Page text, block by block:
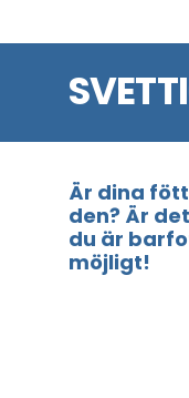
Är dina
den? Är
du är
möjligt!